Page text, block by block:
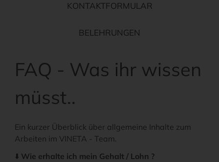
KONTAKTFORMULAR
BELEHRUNGEN
FAQ - Was ihr wissen
müsst..
Ein kurzer Überblick über allgemeine Inhalte zum
Arbeiten im VINETA - Team.
⬇️ Wie erhalte ich mein Gehalt / Lohn ?